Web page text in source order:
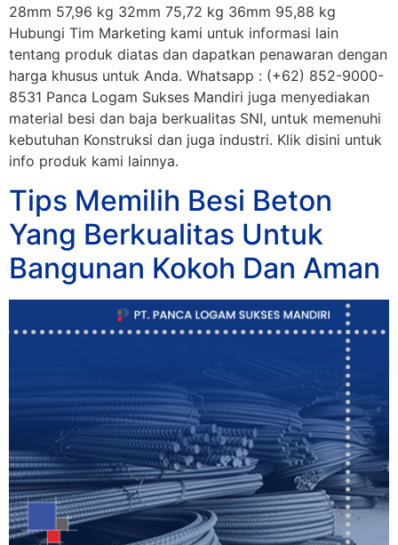
28mm 57,96 kg 32mm 75,72 kg 36mm 95,88 kg
Hubungi Tim Marketing kami untuk informasi lain
tentang produk diatas dan dapatkan penawaran dengan
harga khusus untuk Anda. Whatsapp : (+62) 852-9000-
8531 Panca Logam Sukses Mandiri juga menyediakan
material besi dan baja berkualitas SNI, untuk memenuhi
kebutuhan Konstruksi dan juga industri. Klik disini untuk
info produk kami lainnya.
Tips Memilih Besi Beton
Yang Berkualitas Untuk
Bangunan Kokoh Dan Aman